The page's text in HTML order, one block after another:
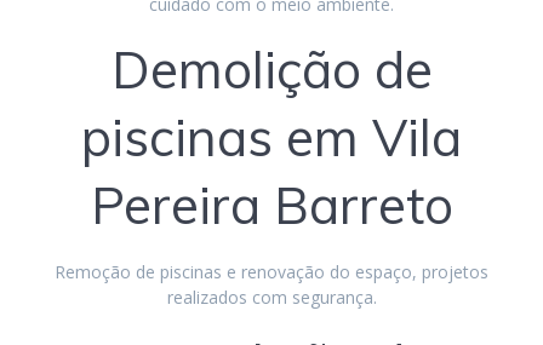
Demolição de
piscinas em Vila
Pereira Barreto
Remoção de piscinas e renovação do espaço, projetos
realizados com segurança.